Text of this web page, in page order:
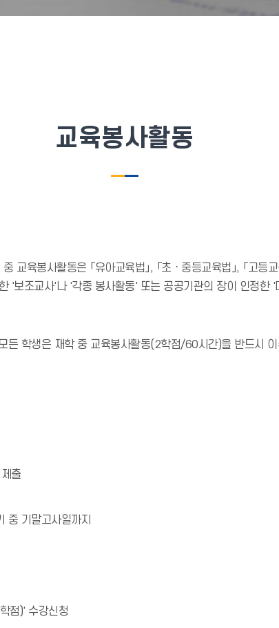
교육봉사활동
봉사활동은 「유아교육법」, 「초ㆍ중등교육법」, 「고등교
'보조교사'나 '각종 봉사활동' 또는 공공기관의 장이 인정
든 학생은 재학 중 교육봉사활동(2학점/60시간)을 반드시
출
중 기말고사일까지
점)' 수강신청